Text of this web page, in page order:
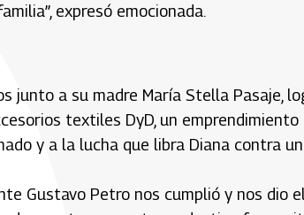
expresó emocionada.
junto a su madre María Stella Pasaje,
textiles DyD, un
y a la lucha que libra Diana contra
Gustavo Petro nos cumplió y nos